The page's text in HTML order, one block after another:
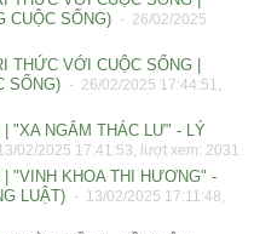
CUỘC SỐNG) - 26/02/2025
THỨC VỚI CUỘC SỐNG |
SỐNG) - 26/02/2025 17:44:51,
"XA NGẮM THÁC LƯ" - LÝ
02/2025 17:41:53, lượt xem: 2031
"VINH KHOA THI HƯƠNG" -
LUẬT) - 13/02/2025 17:11:48,